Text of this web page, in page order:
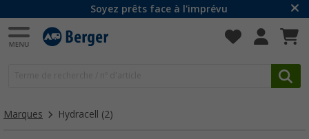
Soyez prêts face à l'imprévu
Marques Hydracell (2)